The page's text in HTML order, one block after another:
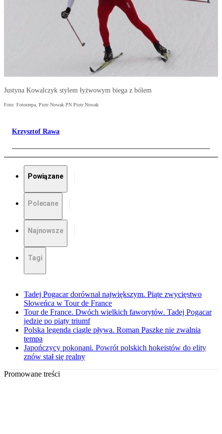
Justyna Kowalczyk stylem łyżwowym biega z bólem
Foto: Fotorzepa, Piotr Nowak PN Piotr Nowak
Krzysztof Rawa
Powiązane
Polecane
Najnowsze
Tagi
Tadej Pogacar dorównał największym. Piąte zwycięstwo
Słoweńca w Tour de France
Tour de France. Dwóch wielkich faworytów. Tadej Pogacar
jedzie po piąty triumf
Polska legenda ciągle pływa. Roman Paszke nie zwalnia
tempa
Japończycy pokonani. Powrót polskich hokeistów do elity
znów stał się realny
Promowane treści